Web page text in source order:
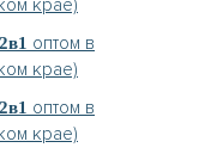
крае)
оптом в
крае)
оптом в
крае)